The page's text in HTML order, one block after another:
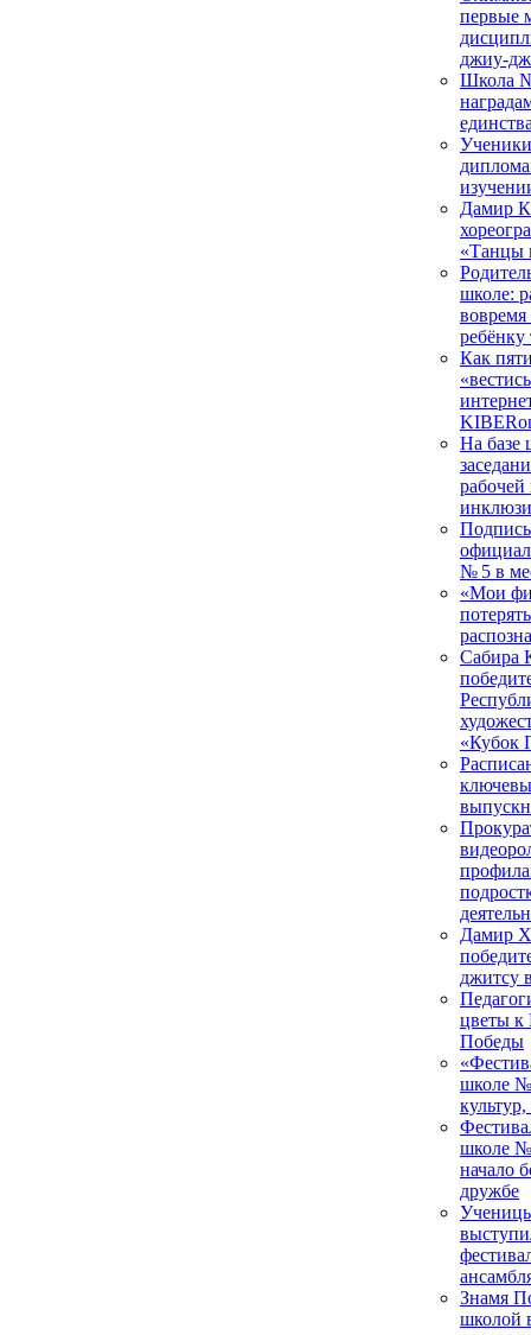
первые
джиу-
Школа
Дамир
«Танцы
школе:
вовремя
ребёнку
Как
На
№ 5 в
«Мои
Сабира
«Кубок
Дамир
джитсу
цветы к
Победы
школе №
школе
начало
дружбе
Знамя
школой